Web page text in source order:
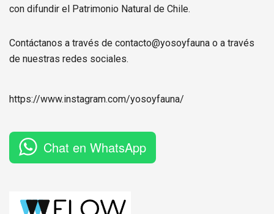
con difundir el Patrimonio Natural de Chile.
Contáctanos a través de contacto@yosoyfauna o a través
de nuestras redes sociales.
https://www.instagram.com/yosoyfauna/
Chat en WhatsApp